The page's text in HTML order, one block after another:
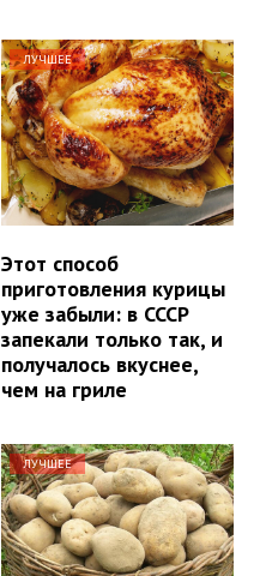
ЛУЧШЕЕ
Этот способ
приготовления курицы
уже забыли: в СССР
запекали только так, и
получалось вкуснее,
чем на гриле
ЛУЧШЕЕ